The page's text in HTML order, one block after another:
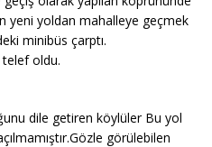
yeni yoldan mahalleye geçmek
minibüs çarptı.
telef oldu.
dile getiren köylüler Bu yol
görülebilen